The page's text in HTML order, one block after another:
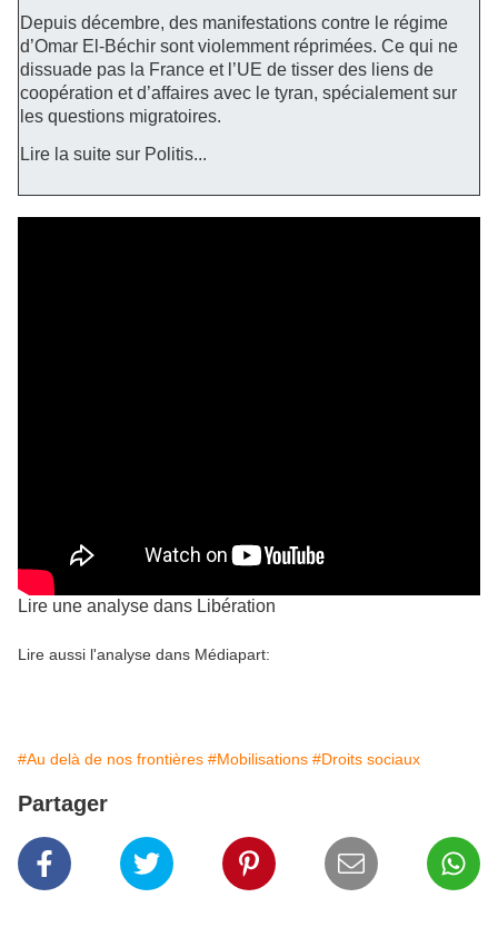
Depuis décembre, des manifestations contre le régime
d’Omar El-Béchir sont violemment réprimées. Ce qui ne
dissuade pas la France et l’UE de tisser des liens de
coopération et d’affaires avec le tyran, spécialement sur
les questions migratoires.
Lire la suite sur Politis...
Lire une analyse dans Libération
Lire aussi l'analyse dans Médiapart:
#Au delà de nos frontières #Mobilisations #Droits sociaux
Partager